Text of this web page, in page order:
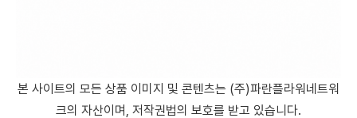
본 사이트의 모든 상품 이미지 및 콘텐츠는 (주)파란플라워네트워
크의 자산이며, 저작권법의 보호를 받고 있습니다.